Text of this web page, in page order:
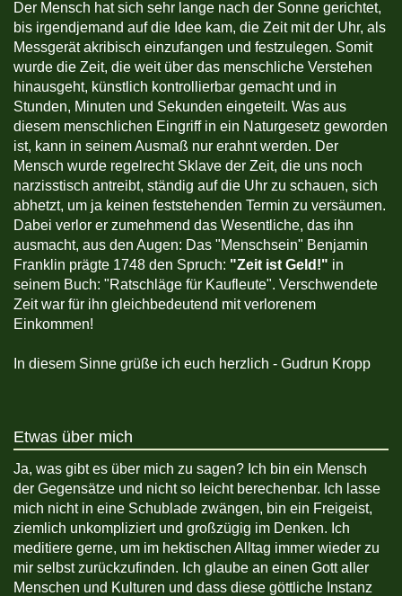
Der Mensch hat sich sehr lange nach der Sonne gerichtet,
bis irgendjemand auf die Idee kam, die Zeit mit der Uhr, als
Messgerät akribisch einzufangen und festzulegen. Somit
wurde die Zeit, die weit über das menschliche Verstehen
hinausgeht, künstlich kontrollierbar gemacht und in
Stunden, Minuten und Sekunden eingeteilt. Was aus
diesem menschlichen Eingriff in ein Naturgesetz geworden
ist, kann in seinem Ausmaß nur erahnt werden. Der
Mensch wurde regelrecht Sklave der Zeit, die uns noch
narzisstisch antreibt, ständig auf die Uhr zu schauen, sich
abhetzt, um ja keinen feststehenden Termin zu versäumen.
Dabei verlor er zumehmend das Wesentliche, das ihn
ausmacht, aus den Augen: Das "Menschsein" Benjamin
Franklin prägte 1748 den Spruch: "Zeit ist Geld!" in
seinem Buch: "Ratschläge für Kaufleute". Verschwendete
Zeit war für ihn gleichbedeutend mit verlorenem
Einkommen!
In diesem Sinne grüße ich euch herzlich - Gudrun Kropp
Etwas über mich
Ja, was gibt es über mich zu sagen? Ich bin ein Mensch
der Gegensätze und nicht so leicht berechenbar. Ich lasse
mich nicht in eine Schublade zwängen, bin ein Freigeist,
ziemlich unkompliziert und großzügig im Denken. Ich
meditiere gerne, um im hektischen Alltag immer wieder zu
mir selbst zurückzufinden. Ich glaube an einen Gott aller
Menschen und Kulturen und dass diese göttliche Instanz